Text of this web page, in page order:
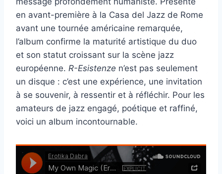
en avant-première à la Casa del Jazz de Rome
avant une tournée américaine remarquée,
l’album confirme la maturité artistique du duo
et son statut croissant sur la scène jazz
européenne. R-Esistenze n’est pas seulement
un disque : c’est une expérience, une invitation
à se souvenir, à ressentir et à réfléchir. Pour les
amateurs de jazz engagé, poétique et raffiné,
voici un album incontournable.